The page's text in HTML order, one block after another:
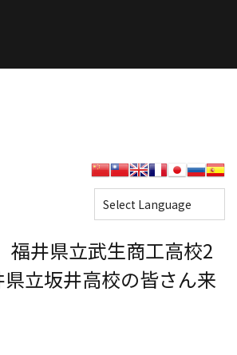
井県立武生商工高校2
立坂井高校の皆さん来